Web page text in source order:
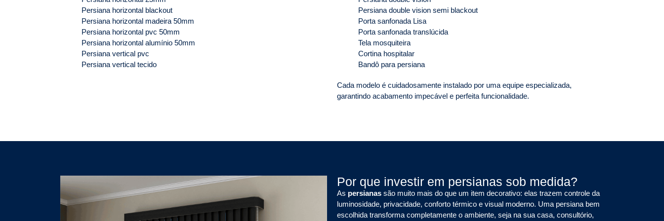
Persiana horizontal blackout
Persiana horizontal madeira 50mm
Persiana horizontal pvc 50mm
Persiana horizontal alumínio 50mm
Persiana vertical pvc
Persiana vertical tecido
Persiana double vision semi blackout
Porta sanfonada Lisa
Porta sanfonada translúcida
Tela mosquiteira
Cortina hospitalar
Bandô para persiana
Cada modelo é cuidadosamente instalado por uma equipe especializada,
garantindo acabamento impecável e perfeita funcionalidade.
Por que investir em persianas sob medida?
As persianas são muito mais do que um item decorativo: elas trazem controle da
luminosidade, privacidade, conforto térmico e visual moderno. Uma persiana bem
escolhida transforma completamente o ambiente, seja na sua casa, consultório,